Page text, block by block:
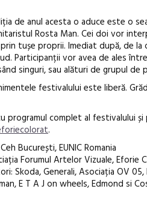
de anul acesta o aduce este o
Rosta Man. Cei doi vor
tușe proprii. Imediat după, de la
Participanții vor avea de ales
singuri, sau alături de grupul de
festivalului este liberă.
programul complet al festivalului
.
București, EUNIC Romania
Forumul Artelor Vizuale, Eforie
Skoda, Generali, Asociația OV
E T A J on wheels, Edmond si